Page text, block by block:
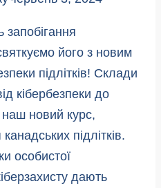
запобігання
його з новим
підлітків! Склади
кібербезпеки до
наш новий курс,
підлітків.
особистої
дають